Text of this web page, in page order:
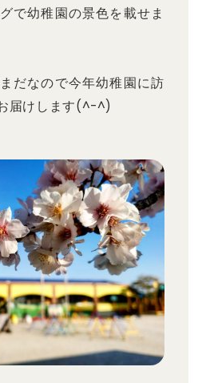
で幼稚園の景色を載せま
だなので今年幼稚園に訪
届けします(^-^)